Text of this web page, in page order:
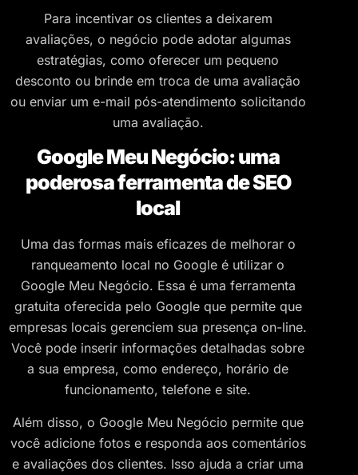
Para incentivar os clientes a deixarem
avaliações, o negócio pode adotar algumas
estratégias, como oferecer um pequeno
desconto ou brinde em troca de uma avaliação
ou enviar um e-mail pós-atendimento solicitando
uma avaliação.
Google Meu Negócio: uma
poderosa ferramenta de SEO
local
Uma das formas mais eficazes de melhorar o
ranqueamento local no Google é utilizar o
Google Meu Negócio. Essa é uma ferramenta
gratuita oferecida pelo Google que permite que
empresas locais gerenciem sua presença on-line.
Você pode inserir informações detalhadas sobre
a sua empresa, como endereço, horário de
funcionamento, telefone e site.
Além disso, o Google Meu Negócio permite que
você adicione fotos e responda aos comentários
e avaliações dos clientes. Isso ajuda a criar uma